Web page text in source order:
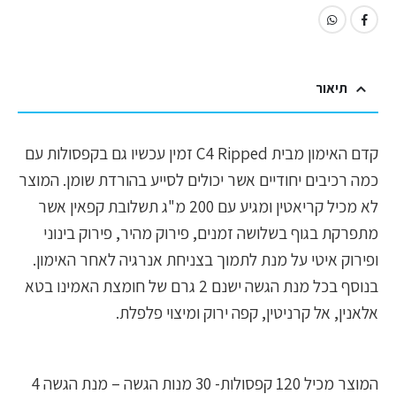
תיאור
קדם האימון מבית C4 Ripped זמין עכשיו גם בקפסולות עם
כמה רכיבים יחודיים אשר יכולים לסייע בהורדת שומן. המוצר
לא מכיל קריאטין ומגיע עם 200 מ"ג תשלובת קפאין אשר
מתפרקת בגוף בשלושה זמנים, פירוק מהיר, פירוק בינוני
ופירוק איטי על מנת לתמוך בצניחת אנרגיה לאחר האימון.
בנוסף בכל מנת הגשה ישנם 2 גרם של חומצת האמינו בטא
אלאנין, אל קרניטין, קפה ירוק ומיצוי פלפלת.
המוצר מכיל 120 קפסולות- 30 מנות הגשה – מנת הגשה 4